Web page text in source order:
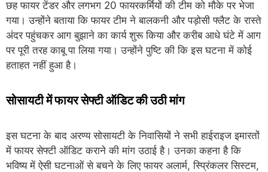
छह फायर टेंडर और लगभग 20 फायरकर्मियों की टीम को मौके पर भेजा
गया। उन्होंने बताया कि फायर टीम ने बालकनी और पड़ोसी फ्लैट के रास्ते
अंदर पहुंचकर आग बुझाने का कार्य शुरू किया और करीब आधे घंटे में आग
पर पूरी तरह काबू पा लिया गया। उन्होंने पुष्टि की कि इस घटना में कोई
हताहत नहीं हुआ है।
सोसायटी में फायर सेफ्टी ऑडिट की उठी मांग
इस घटना के बाद अरण्य सोसायटी के निवासियों ने सभी हाईराइज इमारतों
में फायर सेफ्टी ऑडिट कराने की मांग उठाई है। उनका कहना है कि
भविष्य में ऐसी घटनाओं से बचने के लिए फायर अलार्म, स्प्रिंकलर सिस्टम,